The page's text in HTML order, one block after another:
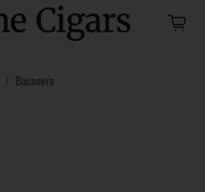
Bucanero